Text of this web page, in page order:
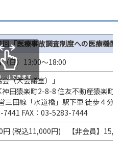
「医療事故調査制度への医療機関
日）13:00～18:00
（大会議室）」
田猿楽町2-8-8 住友不動産猿楽町
三田線「水道橋」駅下車 徒歩４分
FAX：03-5283-7444
円 (税込11,000円) 【非会員】
ールできます